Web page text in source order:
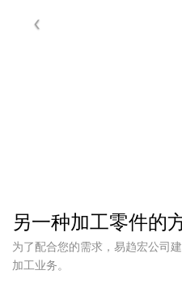
另一种加工零件的
为了配合您的需求，易趋宏公司
加工业务。